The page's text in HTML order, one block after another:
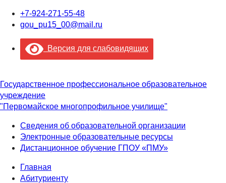
+7-924-271-55-48
gou_pu15_00@mail.ru
Версия для слабовидящих
Государственное профессиональное образовательное
учреждение
"Первомайское многопрофильное училище"
Сведения об образовательной организации
Электронные образовательные ресурсы
Дистанционное обучение ГПОУ «ПМУ»
Главная
Абитуриенту